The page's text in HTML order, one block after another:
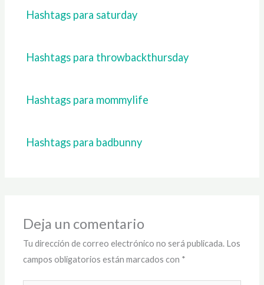
Hashtags para saturday
Hashtags para throwbackthursday
Hashtags para mommylife
Hashtags para badbunny
Deja un comentario
Tu dirección de correo electrónico no será publicada. Los
campos obligatorios están marcados con *